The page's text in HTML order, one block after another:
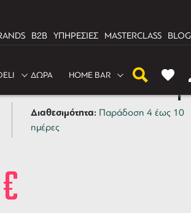
B2B ΥΠΗΡΕΣΙΕΣ MASTERCLASS BLOG
ΔΩΡΑ HOME BAR
Racer Naked 3 Group
Διαθεσιμότητα: Παράδοση 4 έως 10
ημέρες
€